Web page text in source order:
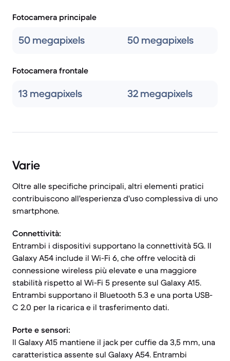
Fotocamera principale
50 megapixels 50 megapixels
Fotocamera frontale
13 megapixels 32 megapixels
Varie
Oltre alle specifiche principali, altri elementi pratici
contribuiscono all'esperienza d'uso complessiva di uno
smartphone.
Connettività:
Entrambi i dispositivi supportano la connettività 5G. Il
Galaxy A54 include il Wi-Fi 6, che offre velocità di
connessione wireless più elevate e una maggiore
stabilità rispetto al Wi-Fi 5 presente sul Galaxy A15.
Entrambi supportano il Bluetooth 5.3 e una porta USB-
C 2.0 per la ricarica e il trasferimento dati.
Porte e sensori:
Il Galaxy A15 mantiene il jack per cuffie da 3,5 mm, una
caratteristica assente sul Galaxy A54. Entrambi